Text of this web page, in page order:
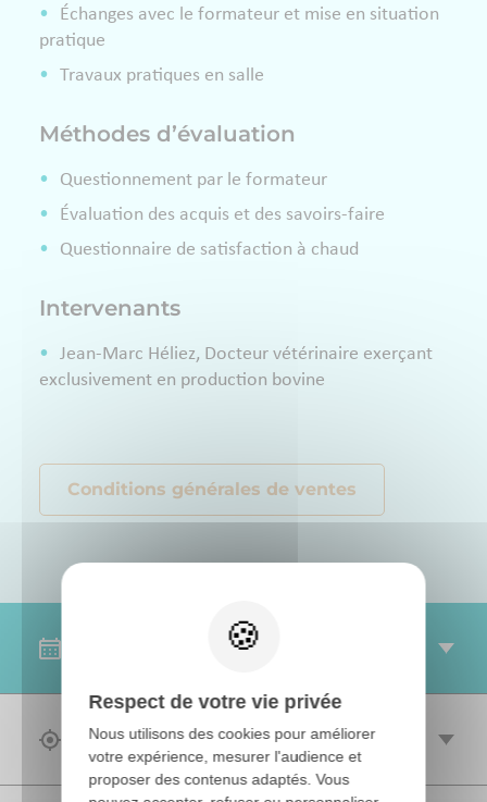
Échanges avec le formateur et mise en situation
pratique
Travaux pratiques en salle
Méthodes d’évaluation
Questionnement par le formateur
Évaluation des acquis et des savoirs-faire
Questionnaire de satisfaction à chaud
Intervenants
Jean-Marc Héliez, Docteur vétérinaire exerçant
exclusivement en production bovine
Conditions générales de ventes
OBJECTIF(S)
Respect de votre vie privée
Nous utilisons des cookies pour améliorer
votre expérience, mesurer l'audience et
proposer des contenus adaptés. Vous